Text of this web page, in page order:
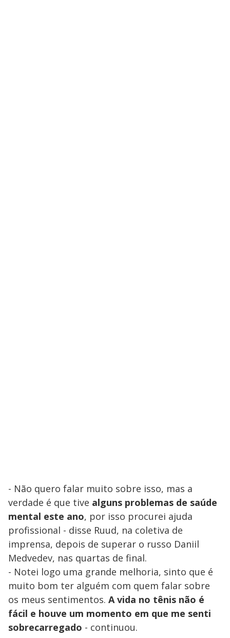
- Não quero falar muito sobre isso, mas a
verdade é que tive alguns problemas de saúde
mental este ano, por isso procurei ajuda
profissional - disse Ruud, na coletiva de
imprensa, depois de superar o russo Daniil
Medvedev, nas quartas de final.
- Notei logo uma grande melhoria, sinto que é
muito bom ter alguém com quem falar sobre
os meus sentimentos. A vida no tênis não é
fácil e houve um momento em que me senti
sobrecarregado - continuou.